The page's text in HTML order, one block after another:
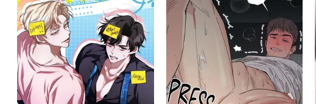
Off The Record [...] – Chap 6
Off The Record [...] – Chap 5